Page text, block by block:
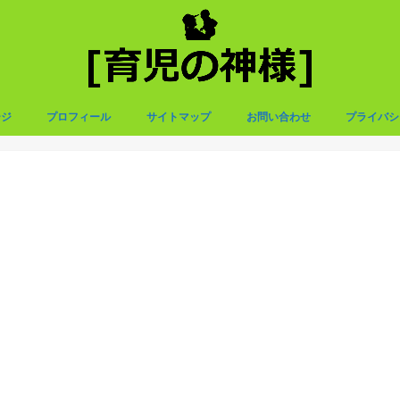
プロフィール サイトマップ お問い合わせ プライバ